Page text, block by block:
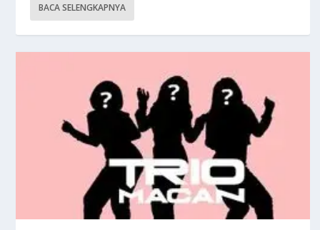
BACA SELENGKAPNYA